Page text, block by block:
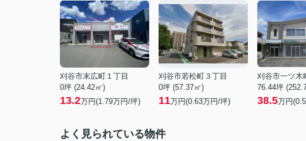
刈谷市末広町１丁目
0坪 (24.42㎡)
13.2万円(1.79万円/坪)
刈谷市若松町３丁目
0坪 (57.37㎡)
11万円(0.63万円/坪)
刈谷市一ツ木
76.44坪
38.5万円(0.5
よく見られている物件